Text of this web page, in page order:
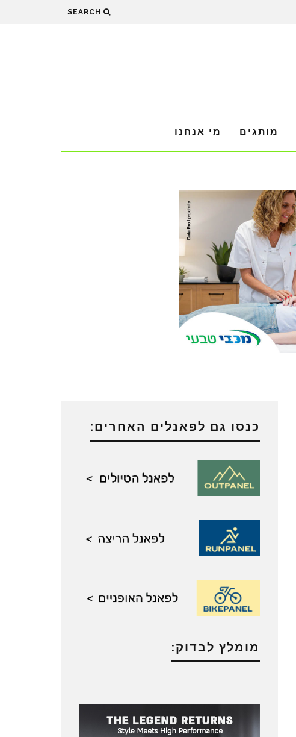
SEARCH
מותגים מי אנחנו
כנסו גם לפאנלים האחרים:
מומלץ לבדוק: